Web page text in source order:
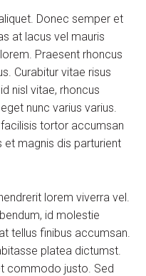
Donec semper et
at lacus vel mauris
Praesent rhoncus
Curabitur vitae risus
nisl vitae, rhoncus
nunc varius varius.
tortor accumsan
et magnis dis parturient
lorem viverra vel.
id molestie
tellus finibus accumsan.
platea dictumst.
commodo justo. Sed